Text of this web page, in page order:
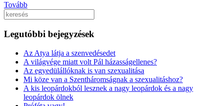
Tovább
Keresés
Legutóbbi bejegyzések
Az Atya látja a szenvedésedet
A világvége miatt volt Pál házasságellenes?
Az egyedülállóknak is van szexualitása
Mi köze van a Szentháromságnak a szexualitáshoz?
A kis leopárdokból lesznek a nagy leopárdok és a nagy
leopárdok ölnek